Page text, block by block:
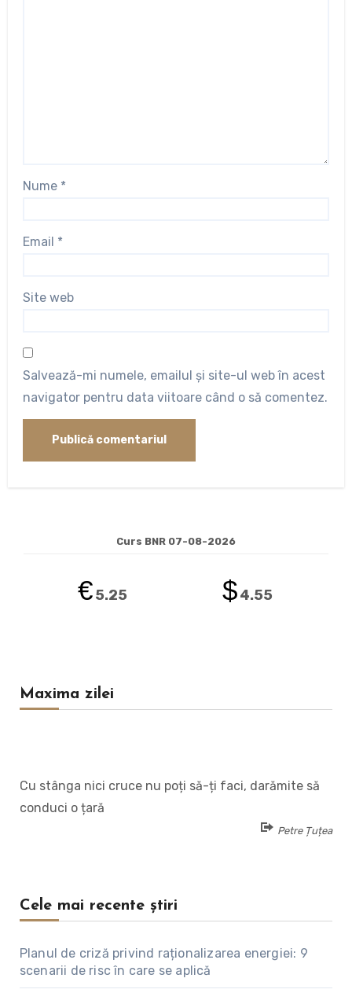
Nume *
Email *
Site web
Salvează-mi numele, emailul și site-ul web în acest
navigator pentru data viitoare când o să comentez.
Curs BNR 07-08-2026
€5.25 $4.55
Maxima zilei
Cu stânga nici cruce nu poți să-ți faci, darămite să
conduci o țară
Petre Țuțea
Cele mai recente știri
Planul de criză privind raționalizarea energiei: 9
scenarii de risc în care se aplică